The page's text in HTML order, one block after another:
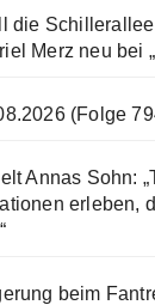
die
Merz neu bei
(Folge
Annas Sohn:
erleben,
beim